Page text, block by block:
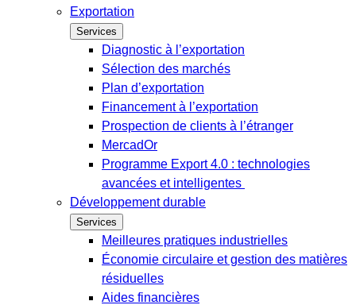
Exportation
Services
Diagnostic à l’exportation
Sélection des marchés
Plan d’exportation
Financement à l’exportation
Prospection de clients à l’étranger
MercadOr
Programme Export 4.0 : technologies
avancées et intelligentes
Développement durable
Services
Meilleures pratiques industrielles
Économie circulaire et gestion des matières
résiduelles
Aides financières